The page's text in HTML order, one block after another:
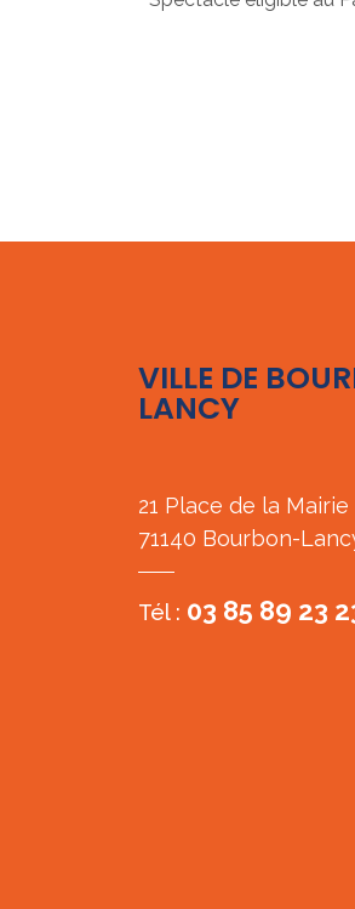
VILLE DE
LANCY
21 Place de la Mairie
71140 Bourbon-
Tél : 03 85 89 23